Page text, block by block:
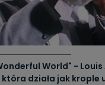
World" -
która działa jak krople